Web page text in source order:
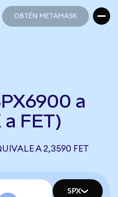
OBTÉN METAMASK
a
FET)
A 2,3590 FET
SPX